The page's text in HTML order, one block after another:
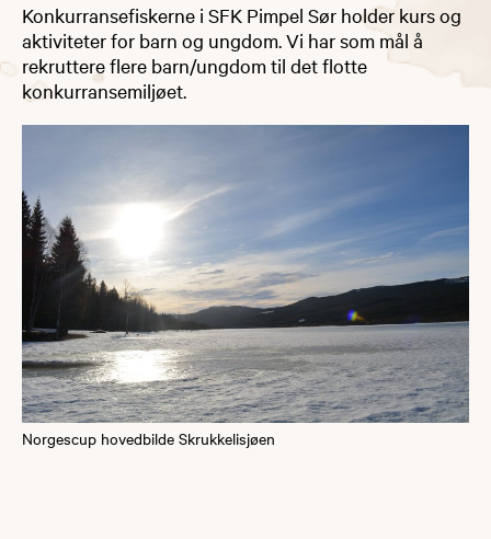
Konkurransefiskerne i SFK Pimpel Sør holder kurs og
aktiviteter for barn og ungdom. Vi har som mål å
rekruttere flere barn/ungdom til det flotte
konkurransemiljøet.
Norgescup hovedbilde Skrukkelisjøen